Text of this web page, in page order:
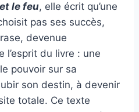
le feu, elle écrit qu’une
pas ses succès,
devenue
l’esprit du livre : une
pouvoir sur sa
son destin, à devenir
totale. Ce texte